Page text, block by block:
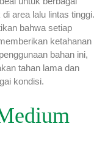
area lalu lintas tinggi.
bahwa setiap
ketahanan
bahan ini,
tahan lama dan
kondisi.